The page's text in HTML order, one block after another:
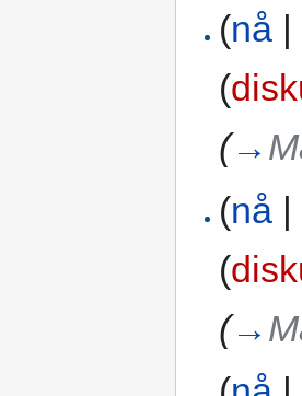
(nå |
(
(→
(nå |
(
(→